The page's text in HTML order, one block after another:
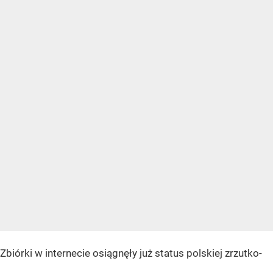
Zbiórki w internecie osiągnęły już status polskiej zrzutko-